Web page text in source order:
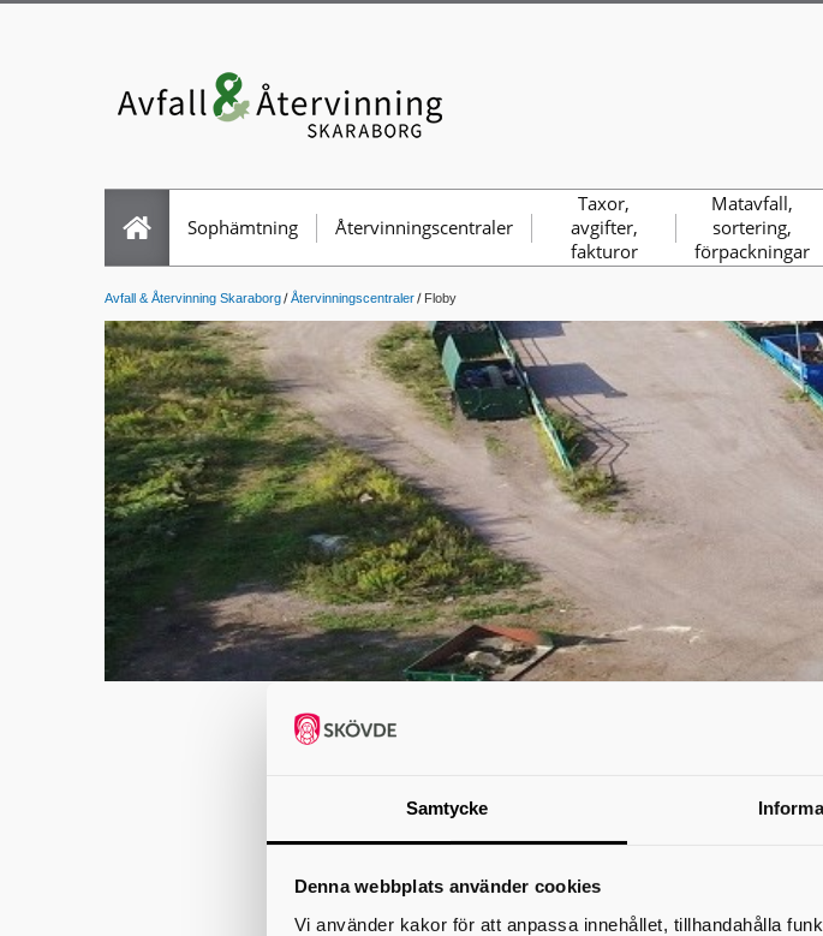
Samtycke
Denna webbplats använder cookies
Vi använder kakor för att anpassa innehållet, tillhandahålla
Sophämtning Återvinningscentraler
Taxor,
avgifter,
fakturor
Matavfall,
sortering,
förpackningar
Avfall & Återvinning Skaraborg Återvinningscentraler Floby
Falköping
utmed väg 181. Återvinningscentralen är endast
privata aktörer.